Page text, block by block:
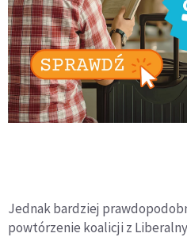
Jednak bardziej
powtórzenie koalicji z